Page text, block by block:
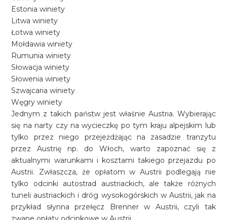
Estonia winiety
Litwa winiety
Łotwa winiety
Mołdawia winiety
Rumunia winiety
Słowacja winiety
Słowenia winiety
Szwajcaria winiety
Węgry winiety
Jednym z takich państw jest właśnie Austria. Wybierając
się na narty czy na wycieczkę po tym kraju alpejskim lub
tylko przez niego przejeżdżając na zasadzie tranzytu
przez Austrię np. do Włoch, warto zapoznać się z
aktualnymi warunkami i kosztami takiego przejazdu po
Austrii. Zwłaszcza, że opłatom w Austrii podlegają nie
tylko odcinki autostrad austriackich, ale także różnych
tuneli austriackich i dróg wysokogórskich w Austrii, jak na
przykład słynna przełęcz Brenner w Austrii, czyli tak